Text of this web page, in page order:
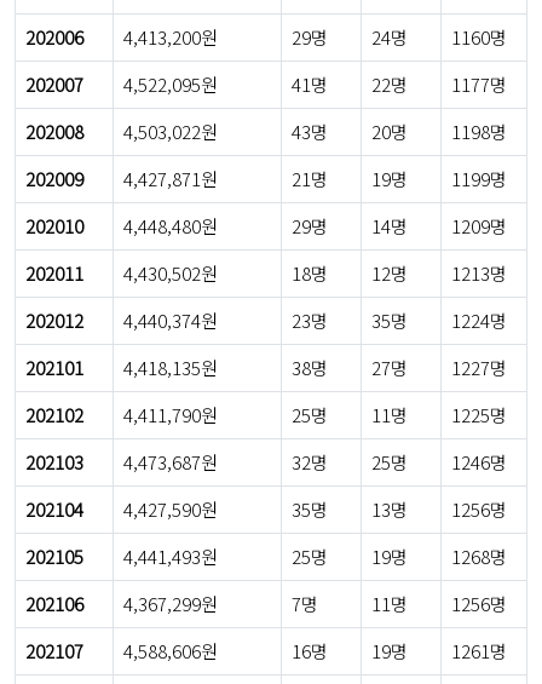
202006
4,413,200원 29명 24명
1160명
202007
4,522,095원 41명 22명
1177명
202008
4,503,022원 43명 20명
1198명
202009
4,427,871원 21명 19명
1199명
202010
4,448,480원 29명 14명
1209명
202011
4,430,502원 18명 12명
1213명
202012
4,440,374원 23명 35명
1224명
202101
4,418,135원 38명 27명
1227명
202102
4,411,790원 25명 11명
1225명
202103
4,473,687원 32명 25명
1246명
202104
4,427,590원 35명 13명
1256명
202105
4,441,493원 25명 19명
1268명
202106
4,367,299원 7명 11명
1256명
202107
4,588,606원 16명 19명
1261명